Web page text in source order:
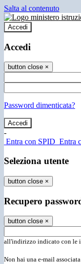
Salta al contenuto
Accedi
Accedi
button close ×
Password dimenticata?
-
Entra con SPID Entra
Seleziona utente
button close ×
Recupero
button close ×
all'indirizzo indicato con le
Non hai una e-mail